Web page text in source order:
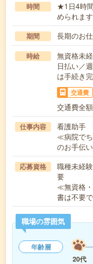
時間
★1日4時
められま
期間 長期のお
時給
無資格未
日払い／
は手続き
交通費
交通費全
仕事内容
看護助手
≪病院で
のお手伝
応募資格
職種未経
要
≪無資格
書は不要
職場の雰囲気
年齢層
20代